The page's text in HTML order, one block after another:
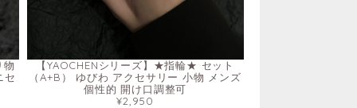
セ
【YAOCHENシリーズ】★指輪★ セット
（A+B） ゆびわ アクセサリー 小物 メンズ
個性的 開け口調整可
¥2,950